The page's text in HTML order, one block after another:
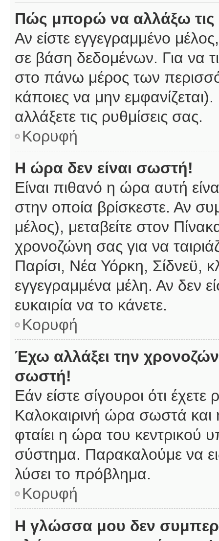
Πώς μπορώ να αλλάξω τις
Αν είστε εγγεγραμμένο
σε βάση δεδομένων. Για να
στο πάνω μέρος των
κάποιες να μην
αλλάξετε τις ρυθμίσεις σας.
Κορυφή
Η ώρα δεν είναι σωστή!
Είναι πιθανό η ώρα αυτή
στην οποία βρίσκεστε. Αν
μέλος), μεταβείτε στον
χρονοζώνη σας για να
Παρίσι, Νέα Υόρκη, Σίδνεϋ,
εγγεγραμμένα μέλη. Αν δεν
ευκαιρία να το κάνετε.
Κορυφή
Έχω αλλάξει την
σωστή!
Εάν είστε σίγουροι ότι
Καλοκαιρινή ώρα σωστά και
φταίει η ώρα του κεντρικού
σύστημα. Παρακαλούμε να
λύσει το πρόβλημα.
Κορυφή
Η γλώσσα μου δεν